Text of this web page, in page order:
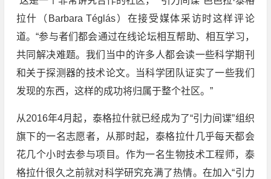
拉什（Barbara Téglás）在接受媒体采访时这样评论
道。“参与者们都会通过在线论坛相互帮助、相互学习，
共同解决难题。我们当中的许多人都会读一些科学期刊
和关于探测器的技术论文。当科学团队证实了一些我们
发现的东西，这样的成功将归属于整个社区。”
从2016年4月起，泰格拉什就已经成为了“引力间谍”组织
旗下的一名志愿者，从那时起，泰格拉什几乎每天都会
花几个小时去参与项目。作为一名生物技术工程师，泰
格拉什很久之前就对科学研究充满了热情。在加入“引力